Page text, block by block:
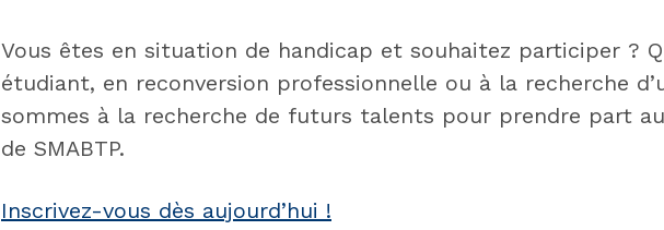
Vous êtes en situation de handicap et souhaitez participer ?
étudiant, en reconversion professionnelle ou à la recherche
sommes à la recherche de futurs talents pour prendre part au
de SMABTP.
Inscrivez-vous dès aujourd’hui !